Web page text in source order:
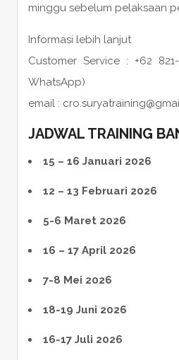
minggu sebelum pelaksaan
Informasi lebih lanjut
Customer Service : +62
WhatsApp)
email :
JADWAL TRAINING
15 – 16 Januari 2026
12 – 13 Februari 2026
5-6 Maret 2026
16 – 17 April 2026
7-8 Mei 2026
18-19 Juni 2026
16-17 Juli 2026